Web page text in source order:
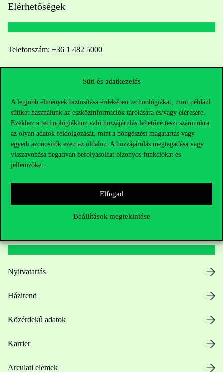
Süti és adatkezelés
A legjobb élmények biztosítása érdekében technológiákat, mint például
sütiket használunk az eszközinformációk tárolására és/vagy elérésére.
Ezekhez a technológiákhoz való hozzájárulás lehetővé teszi számunkra
az olyan adatok feldolgozását, mint a böngészési magatartás vagy
egyedi azonosítók ezen az oldalon. A hozzájárulás megtagadása vagy
visszavonása negatívan befolyásolhat bizonyos funkciókat és
jellemzőket.
Elfogad
Beállítások megtekintése
Elérhetőségek
Telefonszám: +36 1 482 5000
Oktatói elérhetőségek
HUB jelenlegi hallgatóinknak
Sajtó:press@uni-corvinus.hu
Nyitvatartás
Házirend
Közérdekű adatok
Karrier
Arculati elemek